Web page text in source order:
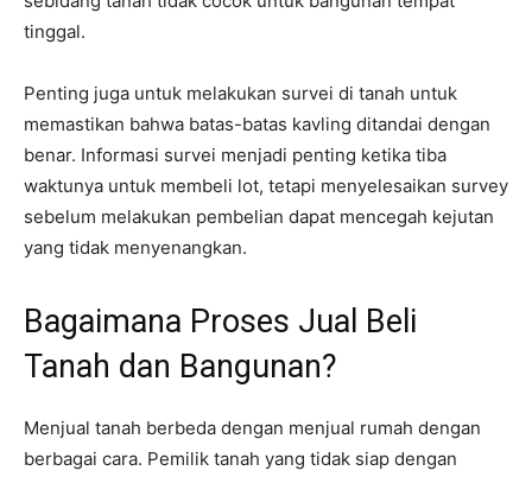
tinggal.
Penting juga untuk melakukan survei di tanah untuk
memastikan bahwa batas-batas kavling ditandai dengan
benar. Informasi survei menjadi penting ketika tiba
waktunya untuk membeli lot, tetapi menyelesaikan survey
sebelum melakukan pembelian dapat mencegah kejutan
yang tidak menyenangkan.
Bagaimana Proses Jual Beli
Tanah dan Bangunan?
Menjual tanah berbeda dengan menjual rumah dengan
berbagai cara. Pemilik tanah yang tidak siap dengan